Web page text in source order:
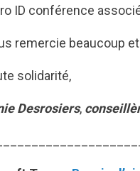
ID conférence
remercie beaucoup
solidarité,
Desrosiers,